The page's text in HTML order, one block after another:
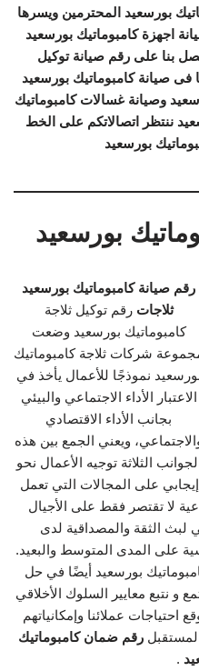
بورسعيد المحترمين ويسرها
اجهزة كامبوماتيك بورسعيد
بنا على رقم صيانة توكيل
فى صيانة كامبوماتيك بورسعيد
وصيانة غسالات كامبوماتيك
ننتظر اتصالاتكم على الخط
بورسعيد
بورسعيد
رقم صيانة كامبوماتيك بورسعيد
ثلاجات رقم توكيل ثلاجة
كامبوماتيك بورسعيد وضعت
شركات ثلاجة كامبوماتيك
نموذجًا للأعمال يأخذ في
الاعتبار الأداء الاجتماعي والبيئي
بجانب الأداء الاقتصادي
ويعني الجمع بين هذه
الثلاثة توجيه الأعمال نحو
على المجالات التي تعمل
لا تقتصر فقط على الأجيال
لبث الثقة والمصداقية لدى
على المدى المتوسط والبعيد.
بورسعيد أيضًا في حل
و نتبع معايير السلوك الأخلاقي
احتياجات عملائنا وإمكانياتهم
رقم ضمان كامبوماتيك
.